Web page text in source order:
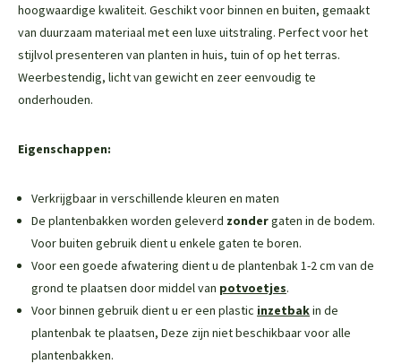
hoogwaardige kwaliteit. Geschikt voor binnen en buiten, gemaakt
van duurzaam materiaal met een luxe uitstraling. Perfect voor het
stijlvol presenteren van planten in huis, tuin of op het terras.
Weerbestendig, licht van gewicht en zeer eenvoudig te
onderhouden.
Eigenschappen:
Verkrijgbaar in verschillende kleuren en maten
De plantenbakken worden geleverd zondergaten in de bodem.
Voor buiten gebruik dient u enkele gaten te boren.
Voor een goede afwatering dient u de plantenbak 1-2 cm van de
grond te plaatsen door middel van potvoetjes.
Voor binnen gebruik dient u er een plastic inzetbakin de
plantenbak te plaatsen, Deze zijn niet beschikbaar voor alle
plantenbakken.